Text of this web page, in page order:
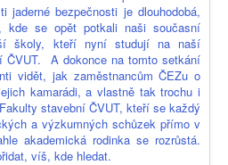
bezpečnosti je dlouhodobá,
kde se opět potkali naši současní
školy, kteří nyní studují na naší
ČVUT. A dokonce na tomto setkání
vidět, jak zaměstnancům ČEZu o
kamarádi, a vlastně tak trochu i
stavební ČVUT, kteří se každý
a výzkumných schůzek přímo v
akademická rodinka se rozrůstá.
víš, kde hledat.